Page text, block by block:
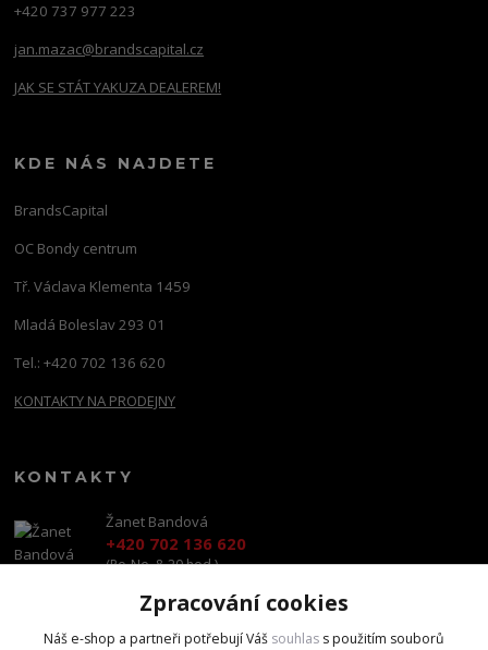
+420 737 977 223
jan.mazac@brandscapital.cz
JAK SE STÁT YAKUZA DEALEREM!
KDE NÁS NAJDETE
BrandsCapital
OC Bondy centrum
Tř. Václava Klementa 1459
Mladá Boleslav 293 01
Tel.: +420 702 136 620
KONTAKTY NA PRODEJNY
KONTAKTY
Žanet Bandová
+420 702 136 620
(Po-Ne, 8-20 hod.)
shop@brandscapital.cz
Zpracování cookies
Náš e-shop a partneři potřebují Váš souhlas s použitím souborů